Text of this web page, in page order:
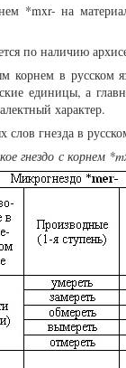
*mxr- на
по наличию
корнем в русском
единицы, а
характер.
гнезда в
гнездо с корнем